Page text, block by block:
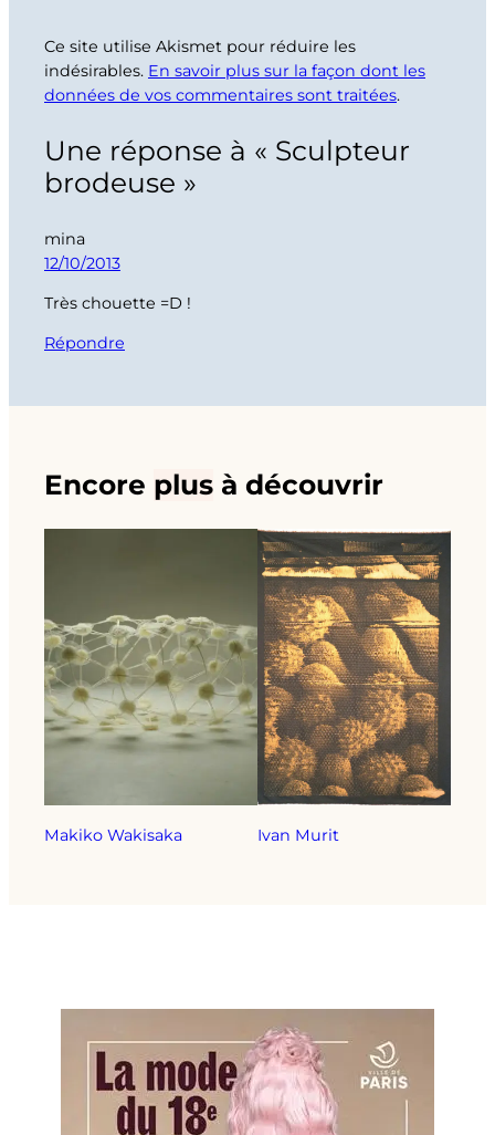
Ce site utilise Akismet pour réduire les
indésirables. En savoir plus sur la façon dont les
données de vos commentaires sont traitées.
Une réponse à « Sculpteur
brodeuse »
mina
12/10/2013
Très chouette =D !
Répondre
Encore plus à découvrir
Makiko Wakisaka Ivan Murit